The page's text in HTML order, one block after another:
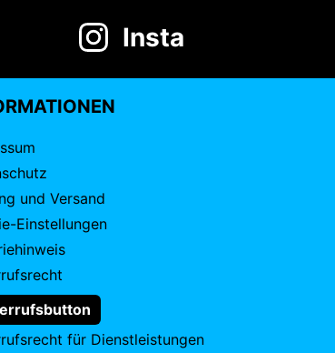
Insta
und Versand
Einstellungen
für Dienstleistungen